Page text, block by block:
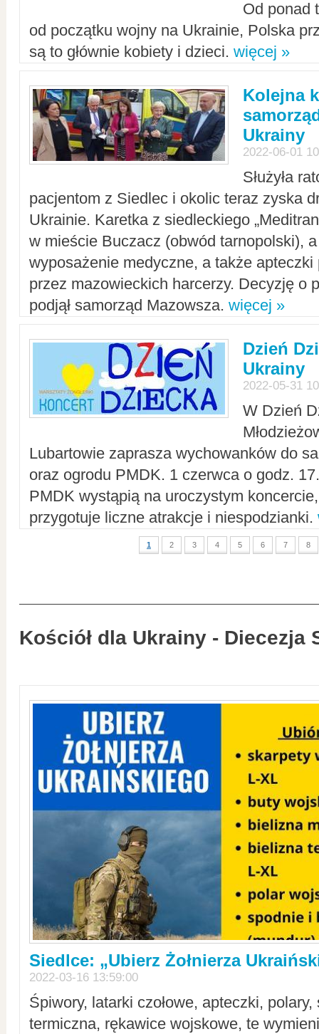
Od ponad
od początku wojny na Ukrainie, Polska
są to głównie kobiety i dzieci. więcej »
Kolejna
Ukrainy
2022-06-01
Służyła
pacjentom z Siedlec i okolic teraz zyska
Ukrainie. Karetka z siedleckiego
w mieście Buczacz (obwód tarnopolski),
wyposażenie medyczne, a także apteczki
przez mazowieckich harcerzy. Decyzję o
podjął samorząd Mazowsza. więcej »
Dzień
Ukrainy
2022-05-31
W Dzień
Lubartowie zaprasza wychowanków do
oraz ogrodu PMDK. 1 czerwca o godz.
PMDK wystąpią na uroczystym
przygotuje liczne atrakcje i niespodzianki.
1 2 3 4 5 6 7 8
Kościół dla Ukrainy - Diecezja
Siedlce: „Ubierz Żołnierza
2022-03-16 13:59:00
Śpiwory, latarki czołowe, apteczki,
termiczna, rękawice wojskowe, te